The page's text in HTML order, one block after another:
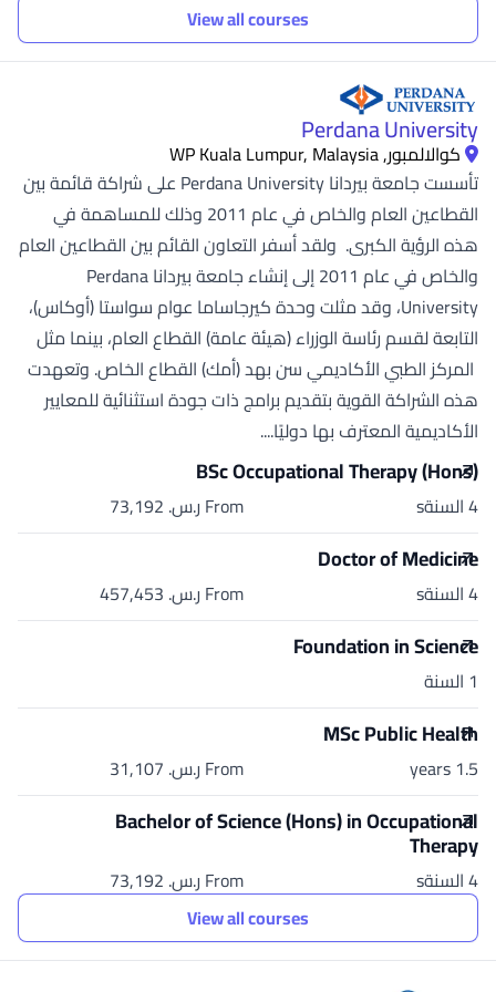
View all courses
Perdana University
كوالالمبور, WP Kuala Lumpur, Malaysia
تأسست جامعة بيردانا Perdana University على شراكة قائمة بين
القطاعين العام والخاص في عام 2011 وذلك للمساهمة في
هذه الرؤية الكبرى. ولقد أسفر التعاون القائم بين القطاعين العام
والخاص في عام 2011 إلى إنشاء جامعة بيردانا Perdana
University، وقد مثلت وحدة كيرجاساما عوام سواستا (أوكاس)،
التابعة لقسم رئاسة الوزراء (هيئة عامة) القطاع العام، بينما مثل
المركز الطبي الأكاديمي سن بهد (أمك) القطاع الخاص. وتعهدت
هذه الشراكة القوية بتقديم برامج ذات جودة استثنائية للمعايير
الأكاديمية المعترف بها دوليًا....
BSc Occupational Therapy (Hons)
4 السنةs From ر.س.‏ 73,192
Doctor of Medicine
4 السنةs From ر.س.‏ 457,453
Foundation in Science
1 السنة
MSc Public Health
1.5 years From ر.س.‏ 31,107
Bachelor of Science (Hons) in Occupational
Therapy
4 السنةs
From ر.س.‏ 73,192
View all courses